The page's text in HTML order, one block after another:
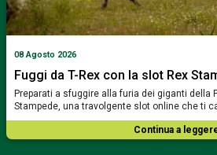
08 Agosto 2026
Fuggi da T-Rex con la slot Rex
Preparati a sfuggire alla furia dei giganti della
Stampede, una travolgente slot online che ti
Continua a